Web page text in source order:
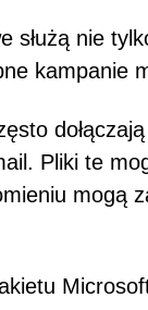
służą nie
kampanie
Pliki te
mogą